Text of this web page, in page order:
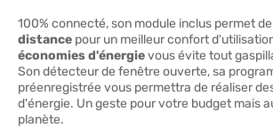
100% connecté, son module inclus permet de
distance pour un meilleur confort
économies d'énergievous évite tout
Son détecteur de fenêtre ouverte, sa
préenregistrée vous permettra de réaliser
d'énergie. Un geste pour votre budget mais
planète.